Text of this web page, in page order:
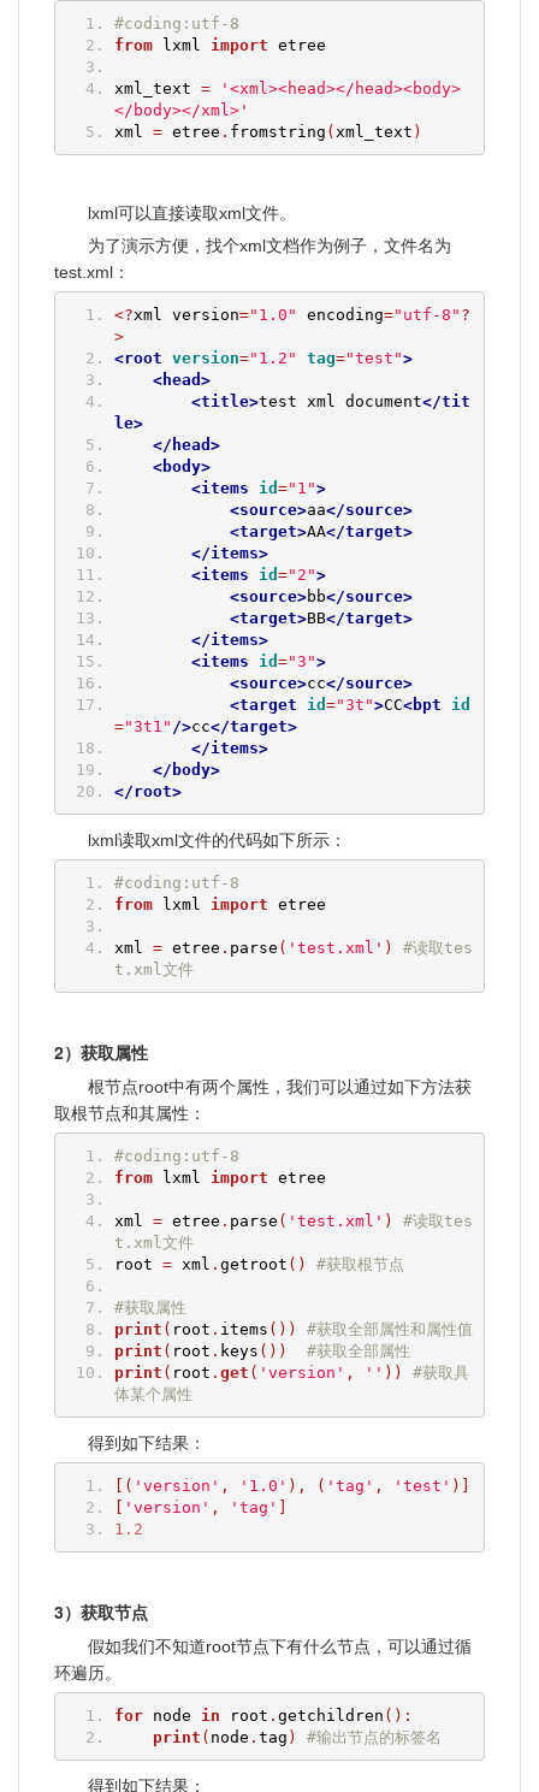
#coding:utf-8
from lxml import etree
xml_text =
'<xml><head></head><body>
</body></xml>'
xml = etree . fromstring ( xml_text )
lxml可以直接读取xml文件。
为了演示方便，找个xml文档作为例子，文件名为
test.xml：
<?xml version="1.0" encoding="utf-8" ?
>
<root version="1.2" tag="test">
<head>
<title>test xml document</tit
le>
</head>
<body>
<items
id ="1">
<source>aa</source>
<target>AA</target>
</items>
<items
id ="2">
<source>bb</source>
<target>BB</target>
</items>
<items
id ="3">
<source>cc</source>
<target
id ="3t">CC<bpt
id
="3t1" />cc</target>
</items>
</body>
</root>
lxml读取xml文件的代码如下所示：
#coding:utf-8
from lxml import etree
xml = etree . parse ( 'test.xml' )
#读取tes
t.xml文件
2）获取属性
根节点root中有两个属性，我们可以通过如下方法获
取根节点和其属性：
#coding:utf-8
from lxml import etree
xml = etree . parse ( 'test.xml' )
#读取tes
t.xml文件
root = xml . getroot () #获取根节点
#获取属性
print ( root . items ())
#获取全部属性和属性值
print ( root . keys ())
#获取全部属性
print ( root . get ( 'version' , '' ))
#获取具
体某个属性
得到如下结果：
[( 'version' , '1.0' ), ( 'tag' , 'test' )]
[ 'version' , 'tag' ]
1.2
3）获取节点
假如我们不知道root节点下有什么节点，可以通过循
环遍历。
for node in root . getchildren ():
print ( node . tag ) #输出节点的标签名
得到如下结果：